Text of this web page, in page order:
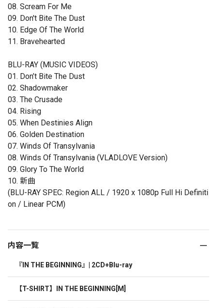
08. Scream For Me
09. Don't Bite The Dust
10. Edge Of The World
11. Bravehearted
BLU-RAY (MUSIC VIDEOS)
01. Don’t Bite The Dust
02. Shadowmaker
03. The Crusade
04. Rising
05. When Destinies Align
06. Golden Destination
07. Winds Of Transylvania
08. Winds Of Transylvania (VLADLOVE Version)
09. Glory To The World
10. 新曲
(BLU-RAY SPEC: Region ALL / 1920 x 1080p Full Hi Definiti
on / Linear PCM)
内容一覧
『IN THE BEGINNING』| 2CD+Blu-ray
【T-SHIRT】IN THE BEGINNING[M]